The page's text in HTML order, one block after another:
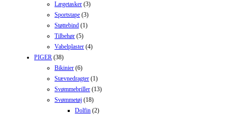
Lægetasker (3)
Sportstape (3)
Støttebind (1)
Tilbehør (5)
Vabelplaster (4)
PIGER (38)
Bikinier (6)
Stævnedragter (1)
Svømmebriller (13)
Svømmetøj (18)
Dolfin (2)